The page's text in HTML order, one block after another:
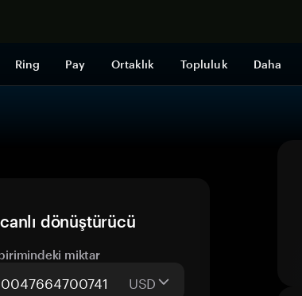
Ring Pay Ortaklık Topluluk Daha
dönüştürücü
miktar
USD